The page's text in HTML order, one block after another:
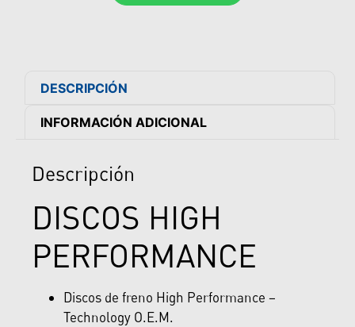
DESCRIPCIÓN
INFORMACIÓN ADICIONAL
Descripción
DISCOS HIGH
PERFORMANCE
Discos de freno High Performance –
Technology O.E.M.